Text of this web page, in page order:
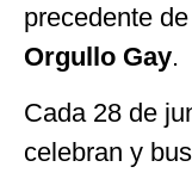
precedente
Orgullo Gay.
Cada 28 de
celebran y